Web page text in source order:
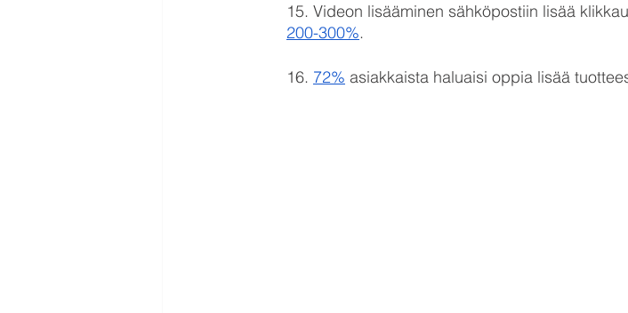
15. Videon lisääminen sähköpostiin lisää
200-300%.
16. 72% asiakkaista haluaisi oppia lisää